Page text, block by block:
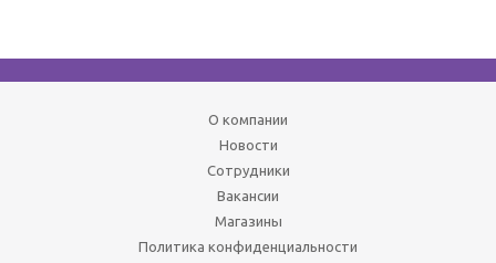
О компании
Новости
Сотрудники
Вакансии
Магазины
Политика конфиденциальности